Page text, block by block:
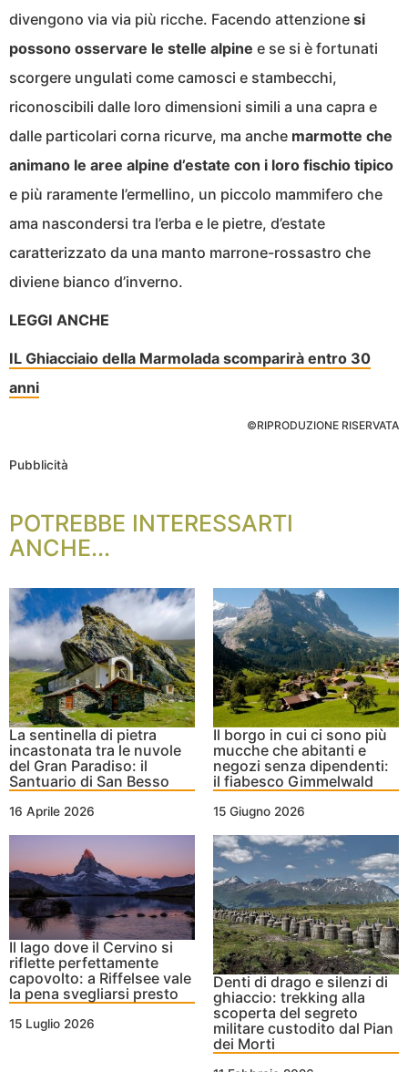
divengono via via più ricche. Facendo attenzione si
possono osservare le stelle alpine e se si è fortunati
scorgere ungulati come camosci e stambecchi,
riconoscibili dalle loro dimensioni simili a una capra e
dalle particolari corna ricurve, ma anche marmotte che
animano le aree alpine d’estate con i loro fischio tipico
e più raramente l’ermellino, un piccolo mammifero che
ama nascondersi tra l’erba e le pietre, d’estate
caratterizzato da una manto marrone-rossastro che
diviene bianco d’inverno.
LEGGI ANCHE
IL Ghiacciaio della Marmolada scomparirà entro 30
anni
©RIPRODUZIONE RISERVATA
Pubblicità
POTREBBE INTERESSARTI
ANCHE...
La sentinella di pietra
incastonata tra le nuvole
del Gran Paradiso: il
Santuario di San Besso
16 Aprile 2026
Il borgo in cui ci sono più
mucche che abitanti e
negozi senza dipendenti:
il fiabesco Gimmelwald
15 Giugno 2026
Il lago dove il Cervino si
riflette perfettamente
capovolto: a Riffelsee vale
la pena svegliarsi presto
15 Luglio 2026
Denti di drago e silenzi di
ghiaccio: trekking alla
scoperta del segreto
militare custodito dal Pian
dei Morti